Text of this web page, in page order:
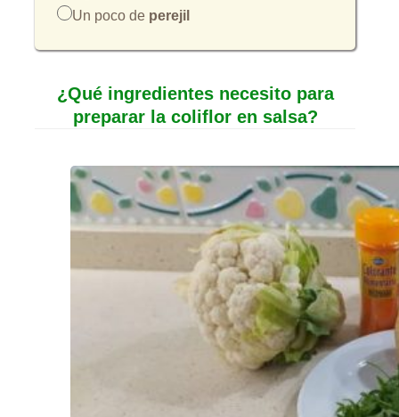
Un poco de perejil
¿Qué ingredientes necesito para
preparar la coliflor en salsa?